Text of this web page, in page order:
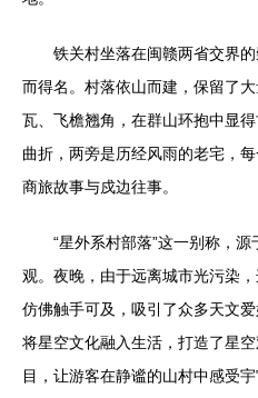
铁关村坐落在闽赣两省交界
而得名。村落依山而建，保留了
瓦、飞檐翘角，在群山环抱中显
曲折，两旁是历经风雨的老宅，
商旅故事与戍边往事。
“星外系村部落”这一别称，
观。夜晚，由于远离城市光污染
仿佛触手可及，吸引了众多天文
将星空文化融入生活，打造了星
目，让游客在静谧的山村中感受宇